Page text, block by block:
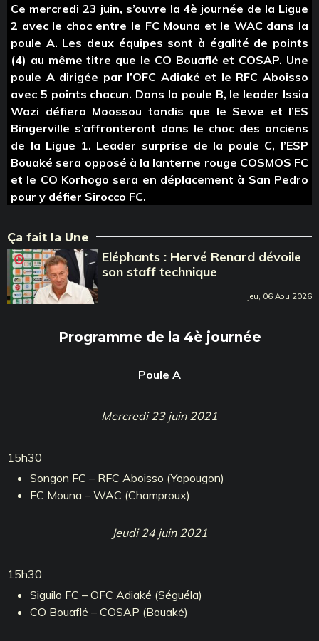
Ce mercredi 23 juin, s’ouvre la 4è journée de la Ligue
2 avec le choc entre le FC Mouna et le WAC dans la
poule A. Les deux équipes sont à égalité de points
(4) au même titre que le CO Bouaflé et COSAP. Une
poule A dirigée par l’OFC Adiaké et le RFC Aboisso
avec 5 points chacun. Dans la poule B, le leader Issia
Wazi défiera Moossou tandis que le Sewe et l’ES
Bingerville s’affronteront dans le choc des anciens
de la Ligue 1. Leader surprise de la poule C, l’ESP
Bouaké sera opposé à la lanterne rouge COSMOS FC
et le CO Korhogo sera en déplacement à San Pedro
pour y défier Sirocco FC.
Ça fait la Une
Eléphants : Hervé Renard dévoile
son staff technique
Jeu, 06 Aou 2026
Programme de la 4è journée
Poule A
Mercredi 23 juin 2021
15h30
Songon FC – RFC Aboisso (Yopougon)
FC Mouna – WAC (Champroux)
Jeudi 24 juin 2021
15h30
Siguilo FC – OFC Adiaké (Séguéla)
CO Bouaflé – COSAP (Bouaké)